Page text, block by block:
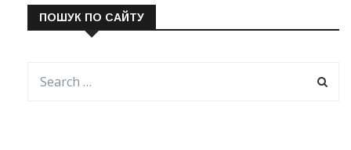
ПОШУК ПО САЙТУ